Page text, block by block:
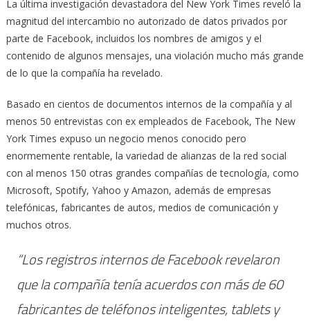
La última investigación devastadora del New York Times reveló la
magnitud del intercambio no autorizado de datos privados por
parte de Facebook, incluidos los nombres de amigos y el
contenido de algunos mensajes, una violación mucho más grande
de lo que la compañía ha revelado.
Basado en cientos de documentos internos de la compañía y al
menos 50 entrevistas con ex empleados de Facebook, The New
York Times expuso un negocio menos conocido pero
enormemente rentable, la variedad de alianzas de la red social
con al menos 150 otras grandes compañías de tecnología, como
Microsoft, Spotify, Yahoo y Amazon, además de empresas
telefónicas, fabricantes de autos, medios de comunicación y
muchos otros.
“Los registros internos de Facebook revelaron
que la compañía tenía acuerdos con más de 60
fabricantes de teléfonos inteligentes, tablets y